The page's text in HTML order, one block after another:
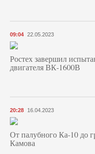
09:04 22.05.2023
Ростех завершил
двигателя ВК-1600В
20:28 16.04.2023
От палубного Ка-10 до
Камова